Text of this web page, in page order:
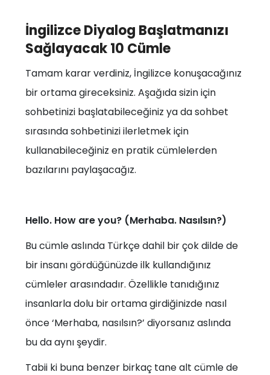
İngilizce Diyalog Başlatmanızı
Sağlayacak 10 Cümle
Tamam karar verdiniz, İngilizce konuşacağınız
bir ortama gireceksiniz. Aşağıda sizin için
sohbetinizi başlatabileceğiniz ya da sohbet
sırasında sohbetinizi ilerletmek için
kullanabileceğiniz en pratik cümlelerden
bazılarını paylaşacağız.
Hello. How are you? (Merhaba. Nasılsın?)
Bu cümle aslında Türkçe dahil bir çok dilde de
bir insanı gördüğünüzde ilk kullandığınız
cümleler arasındadır. Özellikle tanıdığınız
insanlarla dolu bir ortama girdiğinizde nasıl
önce ‘Merhaba, nasılsın?’ diyorsanız aslında
bu da aynı şeydir.
Tabii ki buna benzer birkaç tane alt cümle de